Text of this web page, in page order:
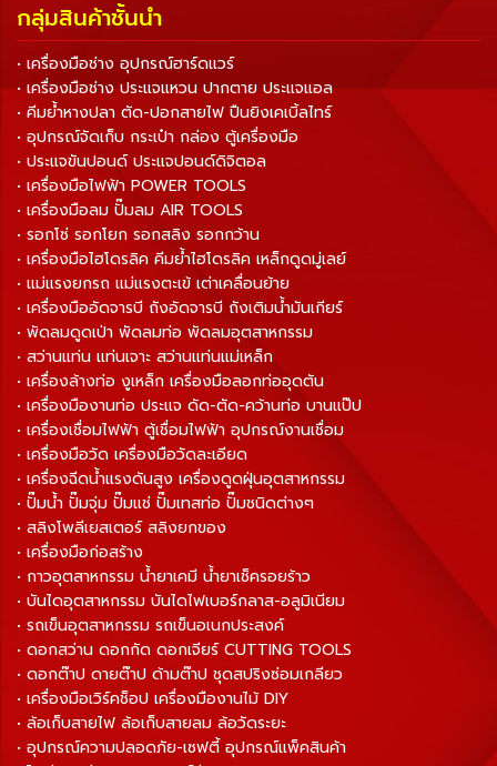
กลุ่มสินค้าชั้นนำ
• เครื่องมือช่าง อุปกรณ์ฮาร์ดแวร์
• เครื่องมือช่าง ประแจแหวน ปากตาย ประแจแอล
• คีมย้ำหางปลา ตัด-ปอกสายไฟ ปืนยิงเคเบิ้ลไทร์
• อุปกรณ์จัดเก็บ กระเป๋า กล่อง ตู้เครื่องมือ
• ประแจขันปอนด์ ประแจปอนด์ดิจิตอล
• เครื่องมือไฟฟ้า POWER TOOLS
• เครื่องมือลม ปั๊มลม AIR TOOLS
• รอกโซ่ รอกโยก รอกสลิง รอกกว้าน
• เครื่องมือไฮโดรลิค คีมย้ำไฮโดรลิค เหล็กดูดมู่เลย์
• แม่แรงยกรถ แม่แรงตะเข้ เต่าเคลื่อนย้าย
• เครื่องมืออัดจารบี ถังอัดจารบี ถังเติมน้ำมันเกียร์
• พัดลมดูดเป่า พัดลมท่อ พัดลมอุตสาหกรรม
• สว่านแท่น แท่นเจาะ สว่านแท่นแม่เหล็ก
• เครื่องล้างท่อ งูเหล็ก เครื่องมือลอกท่ออุดตัน
• เครื่องมืองานท่อ ประแจ ดัด-ตัด-คว้านท่อ บานแป๊ป
• เครื่องเชื่อมไฟฟ้า ตู้เชื่อมไฟฟ้า อุปกรณ์งานเชื่อม
• เครื่องมือวัด เครื่องมือวัดละเอียด
• เครื่องฉีดน้ำแรงดันสูง เครื่องดูดฝุ่นอุตสาหกรรม
• ปั๊มน้ำ ปั๊มจุ่ม ปั๊มแช่ ปั๊มเทสท่อ ปั๊มชนิดต่างๆ
• สลิงโพลีเยสเตอร์ สลิงยกของ
• เครื่องมือก่อสร้าง
• กาวอุตสาหกรรม น้ำยาเคมี น้ำยาเช็ครอยร้าว
• บันไดอุตสาหกรรม บันไดไฟเบอร์กลาส-อลูมิเนียม
• รถเข็นอุตสาหกรรม รถเข็นอเนกประสงค์
• ดอกสว่าน ดอกกัด ดอกเจียร์ CUTTING TOOLS
• ดอกต๊าป ดายต๊าป ด้ามต๊าป ชุดสปริงซ่อมเกลียว
• เครื่องมือเวิร์คช็อป เครื่องมืองานไม้ DIY
• ล้อเก็บสายไฟ ล้อเก็บสายลม ล้อวัดระยะ
• อุปกรณ์ความปลอดภัย-เซฟตี้ อุปกรณ์แพ็คสินค้า